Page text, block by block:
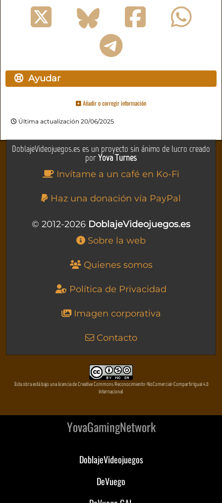
Ayudar
Añadir o corregir información
Última actualización 20/06/2025
DoblajeVideojuegos.es es un proyecto sin ánimo de lucro creado
porYova Turnes
Invítame a un café en Ko-Fi
Haz una donación vía PayPal
© 2012-2026 DoblajeVideojuegos.es
Sobre la web
Quienes somos
Política de Privacidad
Imagen corporativa
Contacto
Esta obra está bajo una licencia de Creative Commons Reconocimiento-NoComercial-CompartirIgual 4.0
Internacional
YovaGamingNetwork
DoblajeVideojuegos
DeVuego